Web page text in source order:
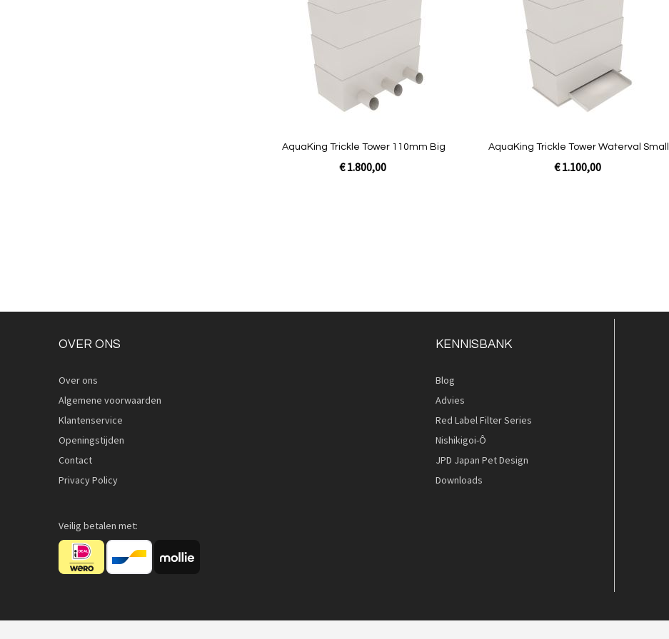
AquaKing Trickle Tower 110mm Big
€ 1.800,00
AquaKing Trickle Tower Waterval Small
€ 1.100,00
OVER ONS
Over ons
Algemene voorwaarden
Klantenservice
Openingstijden
Contact
Privacy Policy
Veilig betalen met:
KENNISBANK
Blog
Advies
Red Label Filter Series
Nishikigoi-Ô
JPD Japan Pet Design
Downloads